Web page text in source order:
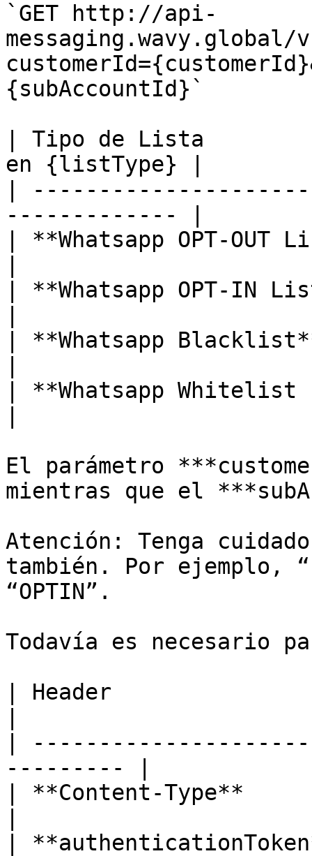
`GET http://api-
{subAccountId}`
| Tipo de Lista
en {listType} |
|
------------- |
| **Whatsapp OPT-
| **Whatsapp OPT-
| **Whatsapp
| **Whatsapp Whitelist
El parámetro
mientras que el
Atención: Tenga
también. Por ejemplo,
“OPTIN”.
Todavía es necesario
| Header
|
--------- |
| **Content-Type**
|